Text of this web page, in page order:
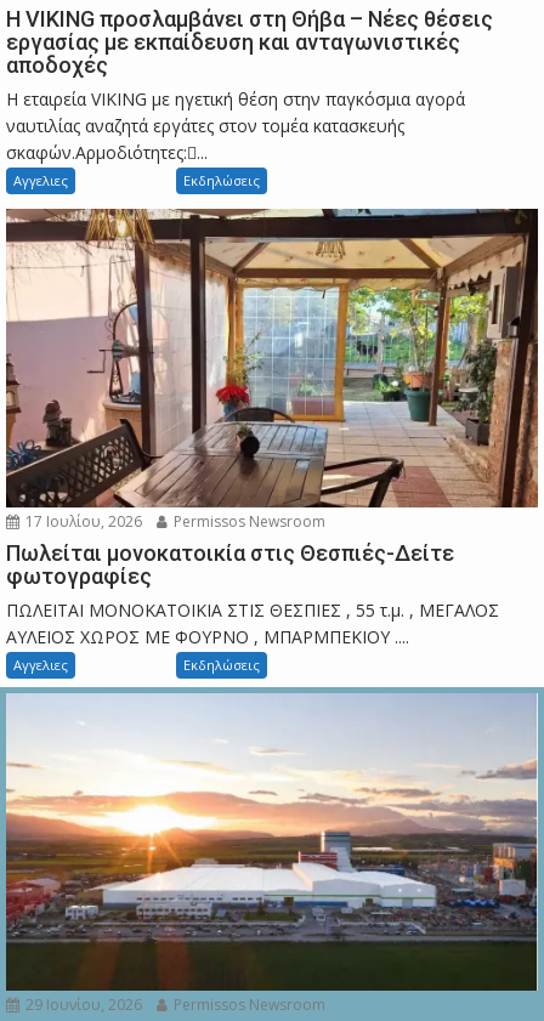
Η VIKING προσλαμβάνει στη Θήβα – Νέες θέσεις
εργασίας με εκπαίδευση και ανταγωνιστικές
αποδοχές
Η εταιρεία VIKING με ηγετική θέση στην παγκόσμια αγορά
ναυτιλίας αναζητά εργάτες στον τομέα κατασκευής
σκαφών.Αρμοδιότητες:...
Αγγελιες Εκδηλώσεις
17 Ιουλίου, 2026 Permissos Newsroom
Πωλείται μονοκατοικία στις Θεσπιές-Δείτε
φωτογραφίες
ΠΩΛΕΙΤΑΙ ΜΟΝΟΚΑΤΟΙΚΙΑ ΣΤΙΣ ΘΕΣΠΙΕΣ , 55 τ.μ. , ΜΕΓΑΛΟΣ
ΑΥΛΕΙΟΣ ΧΩΡΟΣ ΜΕ ΦΟΥΡΝΟ , ΜΠΑΡΜΠΕΚΙΟΥ ....
Αγγελιες Εκδηλώσεις
29 Ιουνίου, 2026 Permissos Newsroom